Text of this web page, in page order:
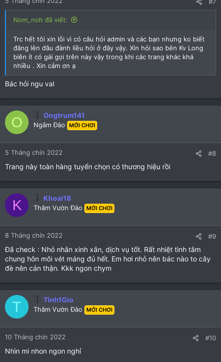
#7
Nom_noh đã viết:
Trc hết tôi xin lỗi vì có câu hỏi admin và các bạn nhưng ko biết
đăng lên đâu đành liều hỏi ở đây vậy. Xin hỏi sao bên Kv Long
biên ít có gái gọi trên này vậy trong khi các trang khác khá
nhiều . Xin cảm ơn ạ
Bác hỏi ngu val
O Ongtrum141
Ngắm Đào MỚI CHƠI
5 Tháng chín 2022 #8
Trang này toàn hàng tuyển chọn có thương hiệu rồi
K Khoai18
Thăm Vườn Đào MỚI CHƠI
8 Tháng chín 2022 #9
Đã check : Nhỏ nhắn xinh xắn, dịch vụ tốt. Rất nhiệt tình tắm
chung hôn môi vét máng đủ hết. Em hơi nhỏ nên bác nào to cây
đè nên cản thận. Kkk ngon chym
T Tinh1Gio
Thăm Vườn Đào MỚI CHƠI
10 Tháng chín 2022 #10
Nhìn mi nhon ngon nghỉ